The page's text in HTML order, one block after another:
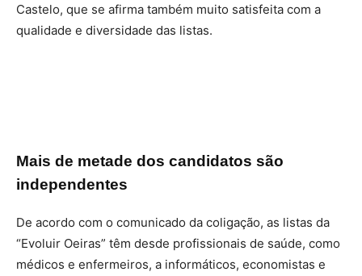
Castelo, que se afirma também muito satisfeita com a
qualidade e diversidade das listas.
Mais de metade dos candidatos são
independentes
De acordo com o comunicado da coligação, as listas da
“Evoluir Oeiras” têm desde profissionais de saúde, como
médicos e enfermeiros, a informáticos, economistas e